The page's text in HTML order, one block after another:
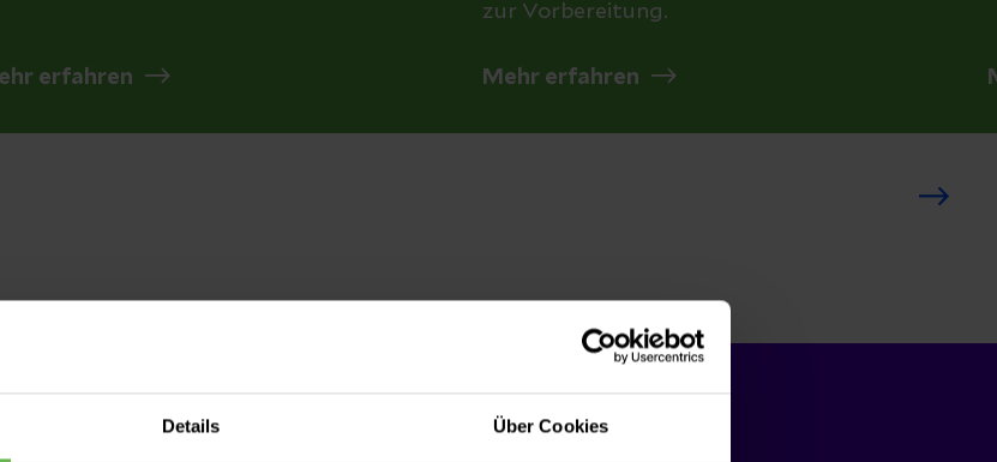
Details Über Cookies
erfahren
zur Vorbereitung.
Mehr erfahren